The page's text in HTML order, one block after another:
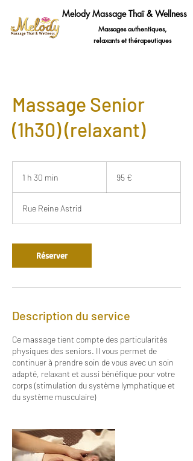
Melody Massage Thaï & Wellness
Massages authentiques,
relaxants et thérapeutiques
Massage Senior
(1h30) (relaxant)
1 h 30 min
m
i
95 €
Rue Reine Astrid
Réserver
Description du service
Ce massage tient compte des particularités
physiques des seniors. Il vous permet de
continuer à prendre soin de vous avec un soin
adapté, relaxant et aussi bénéfique pour votre
corps (stimulation du système lymphatique et
du système musculaire)